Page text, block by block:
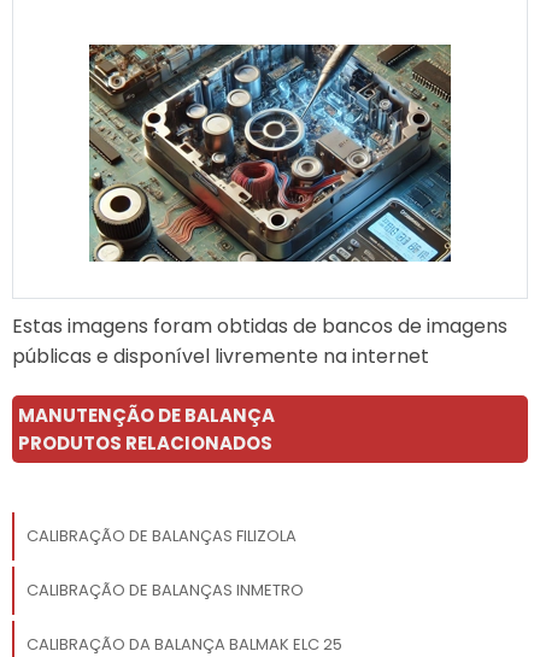
Estas imagens foram obtidas de bancos de imagens
públicas e disponível livremente na internet
MANUTENÇÃO DE BALANÇA
PRODUTOS RELACIONADOS
CALIBRAÇÃO DE BALANÇAS FILIZOLA
CALIBRAÇÃO DE BALANÇAS INMETRO
CALIBRAÇÃO DA BALANÇA BALMAK ELC 25